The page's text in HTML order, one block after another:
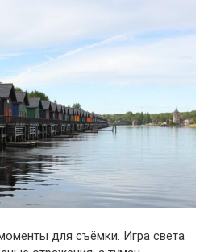
для съёмки. Игра света